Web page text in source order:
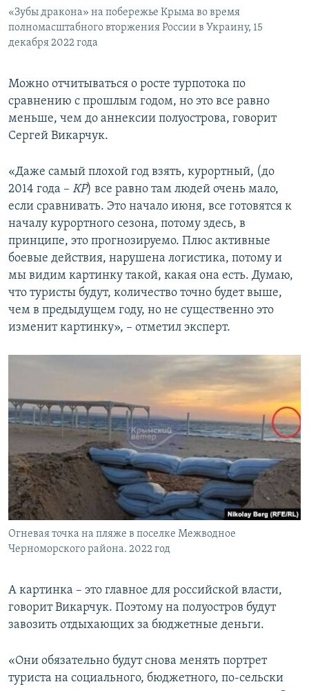
«Зубы дракона» на побережье Крыма во время
полномасштабного вторжения России в Украину, 15
декабря 2022 года
Можно отчитываться о росте турпотока по
сравнению с прошлым годом, но это все равно
меньше, чем до аннексии полуострова, говорит
Сергей Викарчук.
«Даже самый плохой год взять, курортный, (до
2014 года – КР) все равно там людей очень мало,
если сравнивать. Это начало июня, все готовятся к
началу курортного сезона, потому здесь, в
принципе, это прогнозируемо. Плюс активные
боевые действия, нарушена логистика, потому и
мы видим картинку такой, какая она есть. Думаю,
что туристы будут, количество точно будет выше,
чем в предыдущем году, но не существенно это
изменит картинку», – отметил эксперт.
Огневая точка на пляже в поселке Межводное
Черноморского района. 2022 год
А картинка – это главное для российской власти,
говорит Викарчук. Поэтому на полуостров будут
завозить отдыхающих за бюджетные деньги.
«Они обязательно будут снова менять портрет
туриста на социального, бюджетного, по-сельски